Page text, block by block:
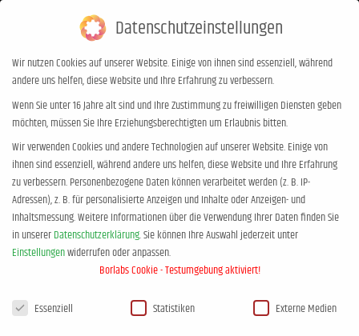
0,00€
Rogge in der FAZ: Pubertät ist halt
so.
Sie befinden sich hier:
Start Blog Rogge in der FAZ: Pubertät…
In der Frankfurter Allgemeinen erschien am 07. April 2019 ein schöner
geht es um den berühmt-berüchtigten Vortrag zum Thema Pubertät. Das
Datenschutzeinstellungen
Wir nutzen Cookies auf unserer Website. Einige von ihnen sind essenziell, während
andere uns helfen, diese Website und Ihre Erfahrung zu verbessern.
Wenn Sie unter 16 Jahre alt sind und Ihre Zustimmung zu freiwilligen Diensten geben
möchten, müssen Sie Ihre Erziehungsberechtigten um Erlaubnis bitten.
Wir verwenden Cookies und andere Technologien auf unserer Website. Einige von
ihnen sind essenziell, während andere uns helfen, diese Website und Ihre Erfahrung
zu verbessern.Personenbezogene Daten können verarbeitet werden (z. B. IP-
Adressen), z. B. für personalisierte Anzeigen und Inhalte oder Anzeigen- und
Inhaltsmessung.Weitere Informationen über die Verwendung Ihrer Daten finden Sie
in unsererDatenschutzerklärung.Sie können Ihre Auswahl jederzeit unter
Einstellungenwiderrufen oder anpassen.
Borlabs Cookie - Testumgebung aktiviert!
Datenschutzeinstellungen
Essenziell Statistiken Externe Medien